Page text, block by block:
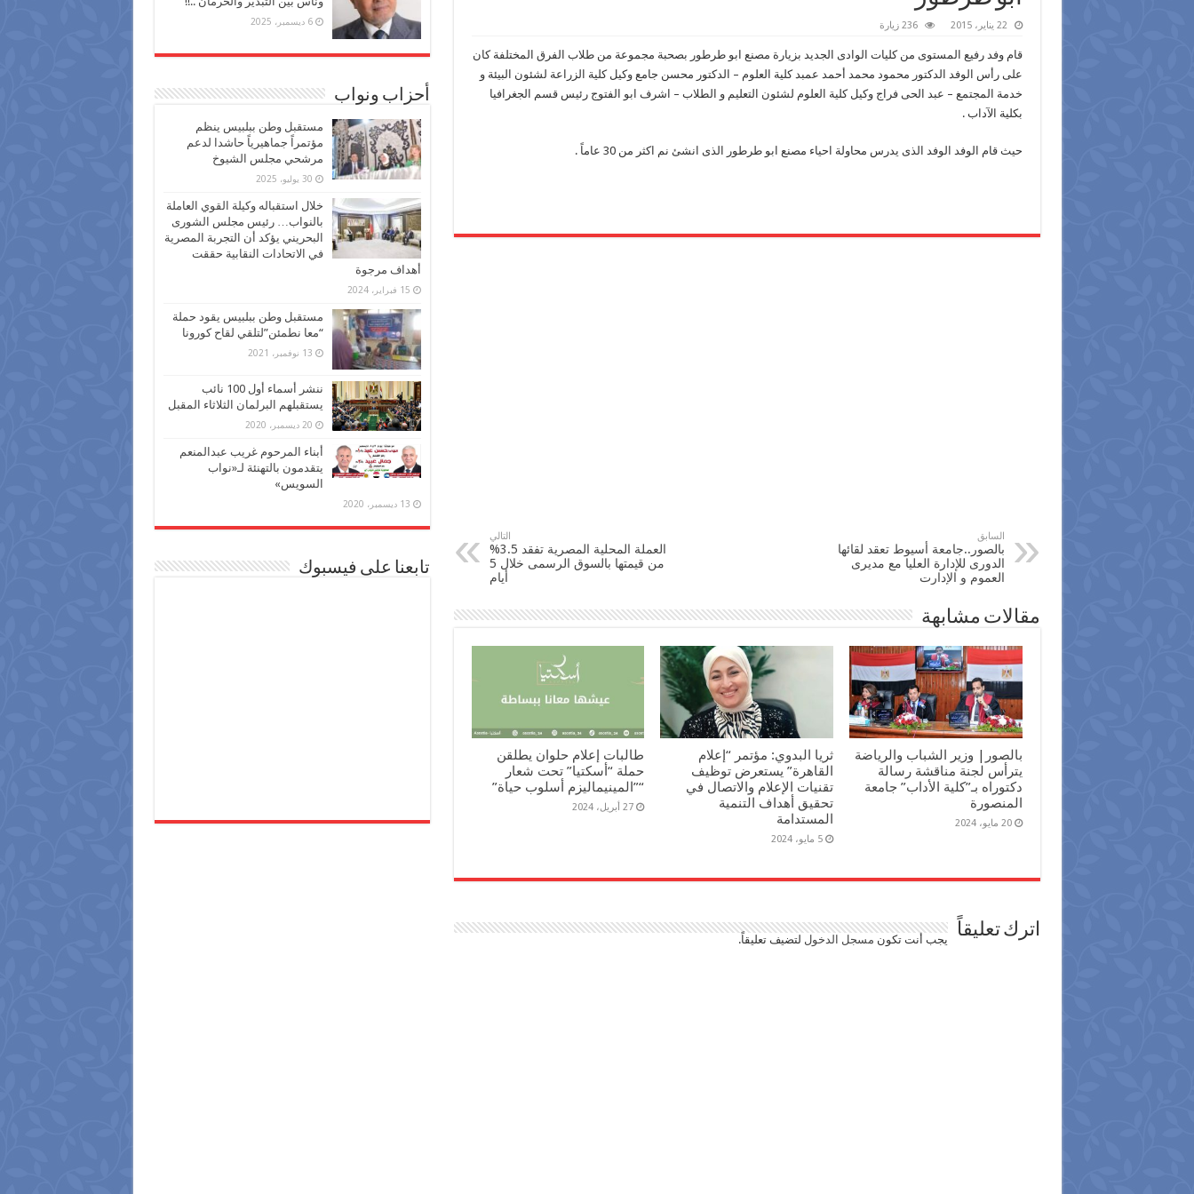
22 يناير، 2015 236 زيارة
قام وفد رفيع المستوى من كليات الوادى الجديد بزيارة مصنع ابو طرطور بصحبة مجموعة من طلاب الفرق المختلفة كان
على رأس الوفد الدكتور محمود محمد أحمد عمبد كلية العلوم – الدكتور محسن جامع وكيل كلية الزراعة لشئون البيئة و
خدمة المجتمع – عبد الحى فراج وكيل كلية العلوم لشئون التعليم و الطلاب – اشرف ابو الفتوج رئيس قسم الجغرافيا
بكلية الآداب .
حيث قام الوفد الوفد الذى يدرس محاولة احياء مصنع ابو طرطور الذى انشئ نم اكثر من 30 عاماً .
السابق
بالصور..جامعة أسيوط تعقد لقائها
الدورى للإدارة العليا مع مديرى
العموم و الإدارت
التالي
العملة المحلية المصرية تفقد 3.5%
من قيمتها بالسوق الرسمى خلال 5
أيام
مقالات مشابهة
بالصور| وزير الشباب والرياضة
يترأس لجنة مناقشة رسالة
دكتوراه بـ”كلية الأداب” جامعة
المنصورة
20 مايو، 2024
ثريا البدوي: مؤتمر “إعلام
القاهرة” يستعرض توظيف
تقنيات الإعلام والاتصال في
تحقيق أهداف التنمية
المستدامة
5 مايو، 2024
طالبات إعلام حلوان يطلقن
حملة “أسكتيا” تحت شعار
“”المينيماليزم أسلوب حياة”
27 أبريل، 2024
اترك تعليقاً يجب أنت تكون مسجل الدخول لتضيف تعليقاً.
6 ديسمبر، 2025
أحزاب ونواب
مستقبل وطن ببلبيس ينظم
مؤتمراً جماهيرياً حاشدا لدعم
مرشحي مجلس الشيوخ
30 يوليو، 2025
خلال استقباله وكيلة القوي العاملة
بالنواب… رئيس مجلس الشورى
البحريني يؤكد أن التجربة المصرية
في الاتحادات النقابية حققت
أهداف مرجوة
15 فبراير، 2024
مستقبل وطن ببلبيس يقود حملة
“معا نطمئن”لتلقي لقاح كورونا
13 نوفمبر، 2021
ننشر أسماء أول 100 نائب
يستقبلهم البرلمان الثلاثاء المقبل
20 ديسمبر، 2020
أبناء المرحوم غريب عبدالمنعم
يتقدمون بالتهنئة لـ«نواب
السويس»
13 ديسمبر، 2020
تابعنا على فيسبوك